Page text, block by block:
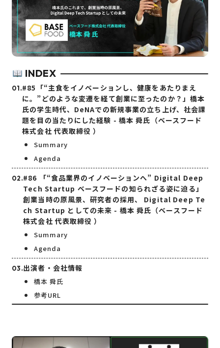
INDEX
#85「“主食をイノベーションし、健康をあたりまえ
に。”どのような変遷を経て創業に至ったのか？」橋本
氏の学生時代、DeNAでの新規事業の立ち上げ、社会課
題を目の当たりにした経験 - 橋本 舜氏（ベースフード
株式会社 代表取締役 ）
Summary
Agenda
#86 「“食品業界のイノベーションへ” Digital Deep
Tech Startup ベースフードの知られざる姿に迫る」
創業当時の原風景、研究者の採用、 Digital Deep Te
ch Startup としての未来 - 橋本 舜氏（ベースフード
株式会社 代表取締役 ）
Summary
Agenda
出演者・会社情報
橋本 舜氏
参考URL